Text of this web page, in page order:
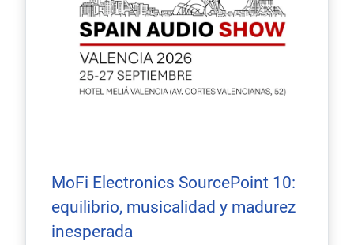
MoFi Electronics SourcePoint 10:
equilibrio, musicalidad y madurez
inesperada